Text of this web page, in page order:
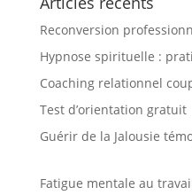
Reconversion
Hypnose spirituelle :
Coaching relationnel
Test d’orientation gratuit
Guérir de la Jalousie
Fatigue mentale au